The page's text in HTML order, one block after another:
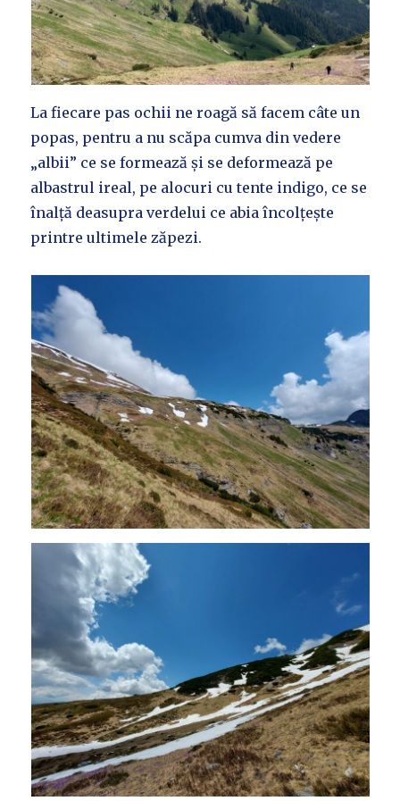
La fiecare pas ochii ne roagă să facem câte un
popas, pentru a nu scăpa cumva din vedere
„albii” ce se formează și se deformează pe
albastrul ireal, pe alocuri cu tente indigo, ce se
înalță deasupra verdelui ce abia încolțește
printre ultimele zăpezi.